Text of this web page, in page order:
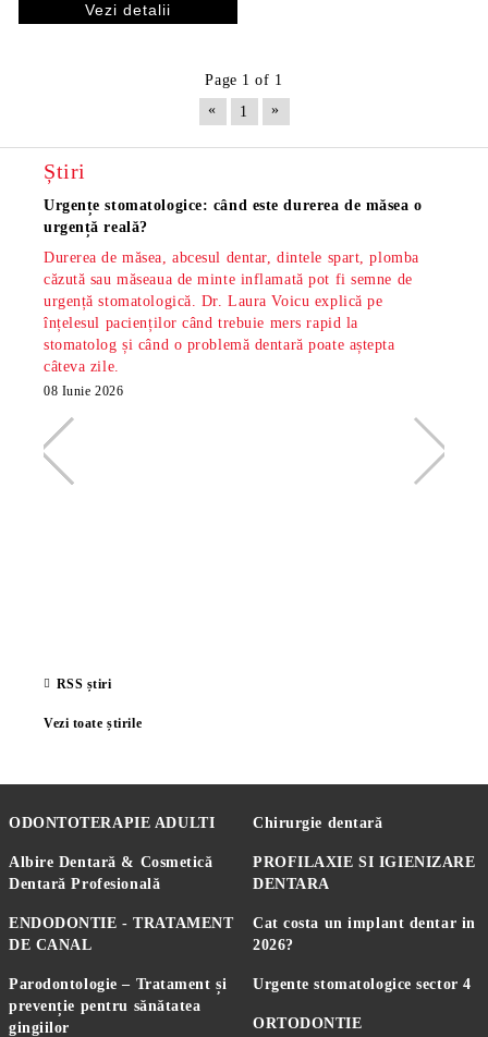
Vezi detalii
Page 1 of 1
«
1 »
Știri
Urgențe stomatologice: când este durerea de măsea o
urgență reală?
Durerea de măsea, abcesul dentar, dintele spart, plomba
căzută sau măseaua de minte inflamată pot fi semne de
urgență stomatologică. Dr. Laura Voicu explică pe
înțelesul pacienților când trebuie mers rapid la
stomatolog și când o problemă dentară poate aștepta
câteva zile.
08 Iunie 2026
RSS știri
Vezi toate știrile
ODONTOTERAPIE ADULTI
Albire Dentară & Cosmetică
Dentară Profesională
ENDODONTIE - TRATAMENT
DE CANAL
Parodontologie – Tratament și
prevenție pentru sănătatea
gingiilor
Chirurgie dentară
PROFILAXIE SI IGIENIZARE
DENTARA
Cat costa un implant dentar in
2026?
Urgente stomatologice sector 4
ORTODONTIE